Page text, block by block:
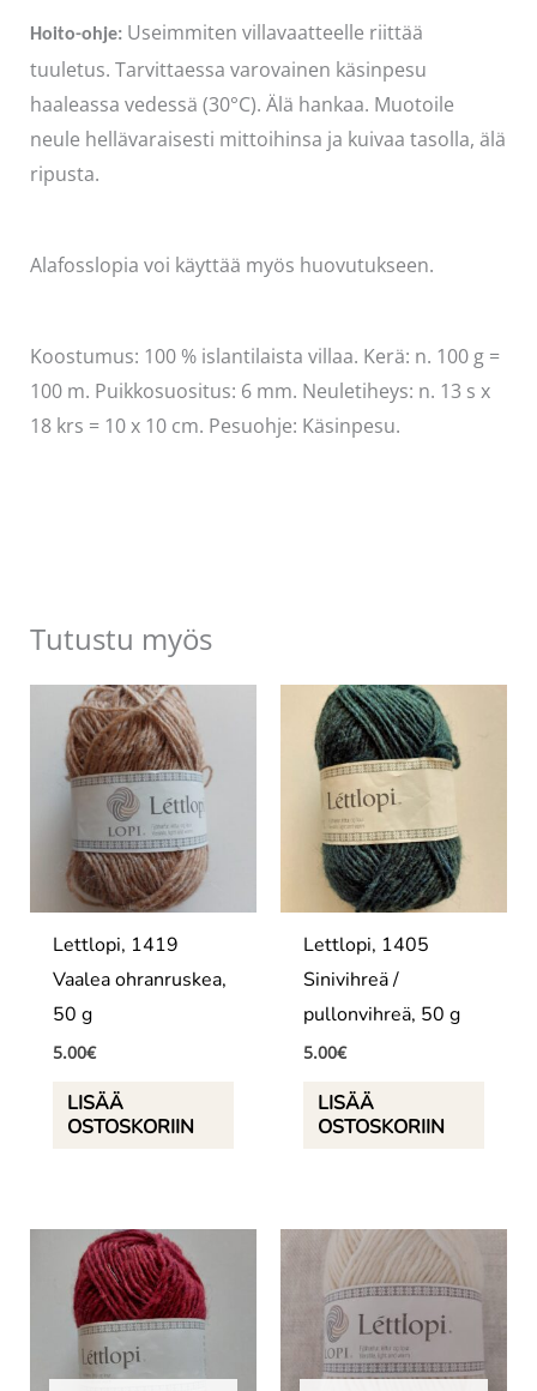
Hoito-ohje:Useimmiten villavaatteelle riittää
tuuletus. Tarvittaessa varovainen käsinpesu
haaleassa vedessä (30°C). Älä hankaa. Muotoile
neule hellävaraisesti mittoihinsa ja kuivaa tasolla, älä
ripusta.
Alafosslopia voi käyttää myös huovutukseen.
Koostumus: 100 % islantilaista villaa. Kerä: n. 100 g =
100 m. Puikkosuositus: 6 mm. Neuletiheys: n. 13 s x
18 krs = 10 x 10 cm. Pesuohje: Käsinpesu.
Tutustu myös
Lettlopi, 1419
Vaalea ohranruskea,
50 g
5.00€
LISÄÄ
OSTOSKORIIN
Lettlopi, 1405
Sinivihreä /
pullonvihreä, 50 g
5.00€
LISÄÄ
OSTOSKORIIN